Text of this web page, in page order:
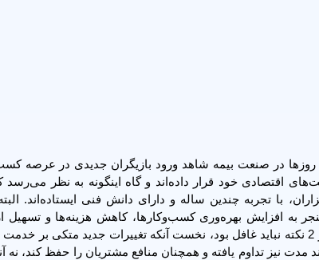
در صنعت بیمه شاهد ورود بازیگران جدیدی در عرصه
اقتصادی خود قرار داده‌اند و گاه اینگونه به نظر
با تجربه چندین ساله و دارای دانش فنی ایستاده‌اند.
به افزایش بهره‌وری کسب‌وکارها، کاهش هزینه‌ها و تسهیل
مبارک، محتوم و قابل دفاع است. اما از 2 نکته نباید غافل بود، نخست آنکه تغییرات
مدت نیز تداوم یافته و همچنان منافع مشتریان را حفظ کند،